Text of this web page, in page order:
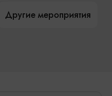
Другие мероприятия